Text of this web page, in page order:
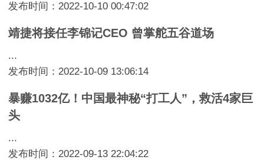
发布时间：2022-10-10 00:47:02
靖捷将接任李锦记CEO 曾掌舵五谷道场
...
发布时间：2022-10-09 13:06:14
暴赚1032亿！中国最神秘“打工人”，救活4家巨
头
...
发布时间：2022-09-13 22:04:22